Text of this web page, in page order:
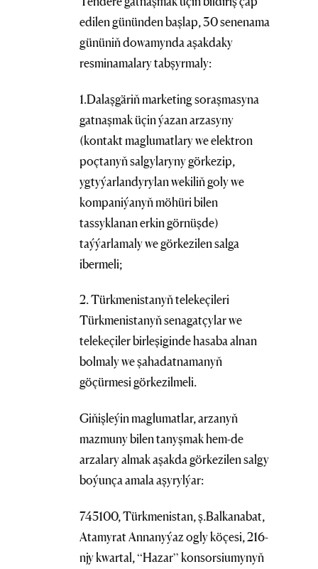
edilen gününden başlap, 30 senenama
gününiň dowamynda aşakdaky
resminamalary tabşyrmaly:
1.Dalaşgäriň marketing soraşmasyna
gatnaşmak üçin ýazan arzasyny
(kontakt maglumatlary we elektron
poçtanyň salgylaryny görkezip,
ygtyýarlandyrylan wekiliň goly we
kompaniýanyň möhüri bilen
tassyklanan erkin görnüşde)
taýýarlamaly we görkezilen salga
ibermeli;
2. Türkmenistanyň telekeçileri
Türkmenistanyň senagatçylar we
telekeçiler birleşiginde hasaba alnan
bolmaly we şahadatnamanyň
göçürmesi görkezilmeli.
Giňişleýin maglumatlar, arzanyň
mazmuny bilen tanyşmak hem-de
arzalary almak aşakda görkezilen salgy
boýunça amala aşyrylýar:
745100, Türkmenistan, ş.Balkanabat,
Atamyrat Annanyýaz ogly köçesi, 216-
njy kwartal, “Hazar” konsorsiumynyň